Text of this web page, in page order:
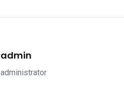
admin
administrator